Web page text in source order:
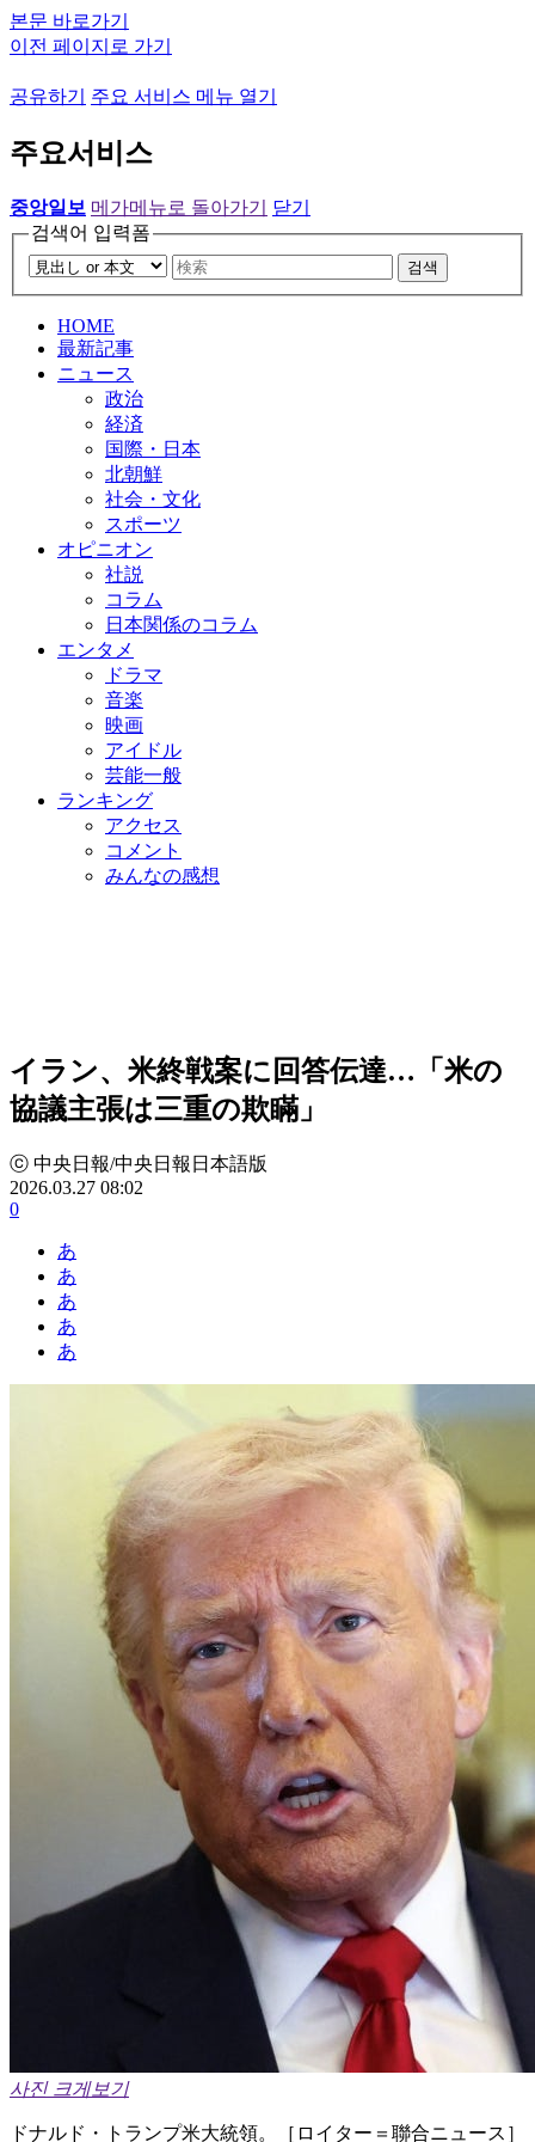
본문 바로가기
이전 페이지로 가기
공유하기 주요 서비스 메뉴 열기
주요서비스
중앙일보 메가메뉴로 돌아가기
닫기
검색어 입력폼
검색
HOME
最新記事
ニュース
政治
経済
国際・日本
北朝鮮
社会・文化
スポーツ
オピニオン
社説
コラム
日本関係のコラム
エンタメ
ドラマ
音楽
映画
アイドル
芸能一般
ランキング
アクセス
コメント
みんなの感想
イラン、米終戦案に回答伝達…「米の
協議主張は三重の欺瞞」
ⓒ 中央日報/中央日報日本語版
2026.03.27 08:02
0
あ
あ
あ
あ
あ
사진 크게보기
ドナルド・トランプ米大統領。［ロイター＝聯合ニュース］